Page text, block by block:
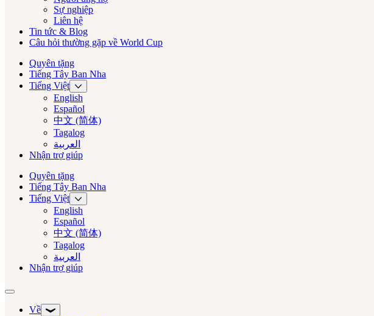
Sự nghiệp
Liên hệ
Tin tức & Blog
Câu hỏi thường gặp về World Cup
Quyên tặng
Tiếng Tây Ban Nha
Tiếng Việt
English
Español
中文 (简体)
Tagalog
العربية‏
Nhận trợ giúp
Quyên tặng
Tiếng Tây Ban Nha
Tiếng Việt
English
Español
中文 (简体)
Tagalog
العربية‏
Nhận trợ giúp
Chuyển đổi điều hướng
Về